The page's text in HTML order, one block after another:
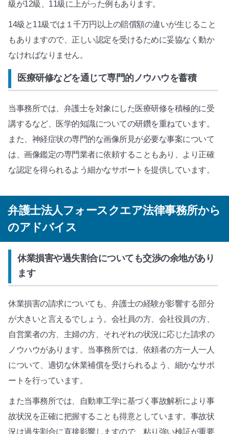
級が12級、11級に上がった例もあります。
14級と11級では１千万円以上の賠償額の違いが生じること
もありますので、正しい認定を受けるために妥協なく動か
なければなりません。
医療研修などを通じて専門的ノウハウを蓄積
当事務所では、弁護士を対象にした医療研修を積極的に受
講するなど、医学的知識についての研鑽を重ねています。
また、神経症状の専門的な画像所見が必要な事案について
は、画像鑑定の専門業者に依頼することもあり、より正確
な認定を得られるよう細かなサポートを提供しています。
弁護士法人フォースクエア法律事務所から
のアドバイス
休業損害や過失割合についても交渉の余地があり
ます
休業損害の請求についても、弁護士の経験が影響する部分
が大きいと言えるでしょう。会社員の方、会社役員の方、
自営業者の方、主婦の方、それぞれの状況に応じた請求の
ノウハウがあります。当事務所では、依頼者の方一人一人
について、適切な休業補償を受けられるよう、細かなサポ
ートを行っています。
また当事務所では、自動車工学に基づく事故解析により事
故状況を正確に把握することも得意としています。事故状
況は過失割合に直接影響しますので、粘り強い検証が重要